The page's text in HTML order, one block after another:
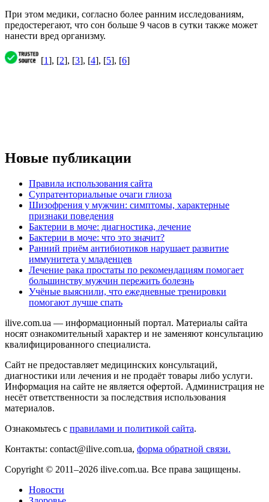
При этом медики, согласно более ранним исследованиям,
предостерегают, что сон больше 9 часов в сутки также может
нанести вред организму.
[1], [2], [3], [4], [5], [6]
Новые публикации
Правила использования сайта
Супратенториальные очаги глиоза
Шизофрения у мужчин: симптомы, характерные
признаки поведения
Бактерии в моче: диагностика, лечение
Бактерии в моче: что это значит?
Ранний приём антибиотиков нарушает развитие
иммунитета у младенцев
Лечение рака простаты по рекомендациям помогает
большинству мужчин пережить болезнь
Учёные выяснили, что ежедневные тренировки
помогают лучше спать
ilive.com.ua — информационный портал. Материалы сайта
носят ознакомительный характер и не заменяют консультацию
квалифицированного специалиста.
Сайт не предоставляет медицинских консультаций,
диагностики или лечения и не продаёт товары либо услуги.
Информация на сайте не является офертой. Администрация не
несёт ответственности за последствия использования
материалов.
Ознакомьтесь с правилами и политикой сайта.
Контакты: contact@ilive.com.ua, форма обратной связи.
Copyright © 2011–2026 ilive.com.ua. Все права защищены.
Новости